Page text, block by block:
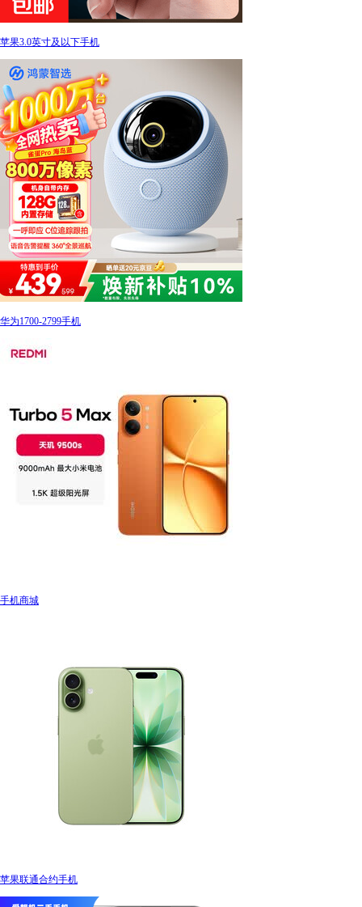
苹果3.0英寸及以下手机
华为1700-2799手机
手机商城
苹果联通合约手机